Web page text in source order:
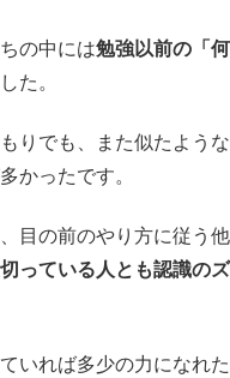
の中には勉強以前の「何
た。
りでも、また似たような
かったです。
目の前のやり方に従う他
っている人とも認識のズ
いれば多少の力になれた